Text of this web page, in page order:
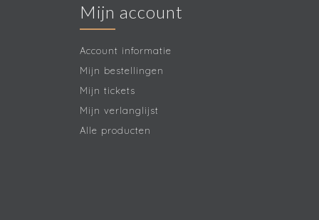
Mijn account
Account informatie
Mijn bestellingen
Mijn tickets
Mijn verlanglijst
Alle producten